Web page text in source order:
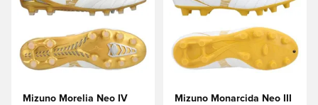
Mizuno Morelia Neo IV
Mizuno Monarcida Neo III